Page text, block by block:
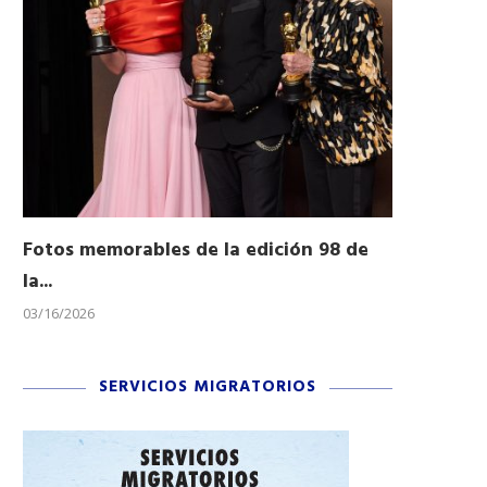
Fotos memorables de la edición 98 de
la...
03/16/2026
SERVICIOS MIGRATORIOS